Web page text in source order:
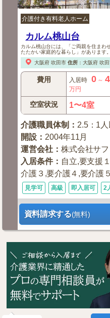
介護付き有料老人ホーム
カルム桃山台
カルム桃山台には、「ご両親を住まわ
たたかい家庭的な暮らし」があります
大阪府 吹田市 住所： 大阪府 吹
費用 入居時 0～
万円
空室状況 1〜4室
介護職員体制 ： 2.5：1人
開設 ： 2004年11月
運営会社 ：株式会社サ
入居条件： 自立,要支援
介護３,要介護４,要介護
見学可 高級 即入居可 2
資料請求する(無料)